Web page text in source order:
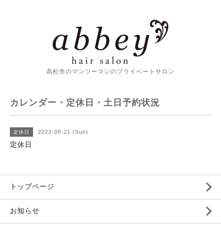
高松市のマンツーマンのプライベートサロン
カレンダー・定休日・土日予約状況
定休日 2022-08-21 (Sun)
定休日
トップページ
お知らせ